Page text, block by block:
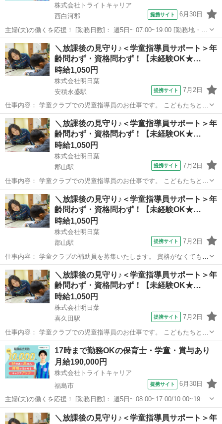
株式会社トライトキャリア
西白河郡
提携サイト 6月30日
主婦(夫)の働くを応援！ [勤務日数]： 週5日~ 07:00~19:00 [勤務地・最
寄駅]： 福島県西白河郡矢吹町本町142 学校法人聖和学園 認定こども
園ポプラの木 矢吹駅徒歩4分 [職種名]：保育教諭・認定こ...
福島 西白河郡 保育士
＼放課後の見守り♪＜学童指導員サポート＞年
齢問わず・資格問わず！【未経験OK★…
時給1,050円
株式会社明日葉
安積永盛駅
提携サイト 7月2日
仕事内容： 学童クラブでの児童指導員のお仕事です。 こどもたちと活
動を考え、主体的な成長を 見守り・支援します。 ●安心安全な居場所
の提供 ●スポーツ・遊びの提供 ●宿題、自主学習の場の提供 ●保護
者対応 ●教室の清掃・消...
福島 郡山市 安積永盛駅 保育士
＼放課後の見守り♪＜学童指導員サポート＞年
齢問わず・資格問わず！【未経験OK★…
時給1,050円
株式会社明日葉
郡山駅
提携サイト 7月2日
仕事内容： 学童クラブでの児童指導員のお仕事です。 こどもたちと活
動を考え、主体的な成長を 見守り・支援します。 ●安心安全な居場所
の提供 ●スポーツ・遊びの提供 ●宿題、自主学習の場の提供 ●保護
者対応 ●教室の清掃・消...
福島 郡山市 郡山駅 保育士
＼放課後の見守り♪＜学童指導員サポート＞年
齢問わず・資格問わず！【未経験OK★…
時給1,050円
株式会社明日葉
郡山駅
提携サイト 7月2日
仕事内容： 学童クラブの補助員を募集いたします。 資格がなくても、
未経験からスタートで きるお仕事です♪ ●こどもたちが安心・安全に
過ごせる 居場所づくり （遊び・スポーツ・宿題や自主学習の見 守り
など） ●登室、退室管理 ...
福島 郡山市 郡山駅 保育士
＼放課後の見守り♪＜学童指導員サポート＞年
齢問わず・資格問わず！【未経験OK★…
時給1,050円
株式会社明日葉
喜久田駅
提携サイト 7月2日
仕事内容： 学童クラブでの児童指導員のお仕事です。 こどもたちと活
動を考え、主体的な成長を 見守り・支援します。 ●安心安全な居場所
の提供 ●スポーツ・遊びの提供 ●宿題、自主学習の場の提供 ●保護
者対応 ●教室の清掃・消...
福島 郡山市 喜久田駅
17時まで勤務OKの保育士・学童・賞与あり
月給190,000円
株式会社トライトキャリア
福島市
提携サイト 6月30日
主婦(夫)の働くを応援！ [勤務日数]： 週5日~ 08:00~17:00/10:00~19:00
[勤務地・最寄駅]： 福島県福島市旭町9-27片平ビル片平ビル1階 株式会
社ミライムフォーラム ミライムキッズアカデミ...
福島 福島市 保育士
＼放課後の見守り♪＜学童指導員サポート＞年